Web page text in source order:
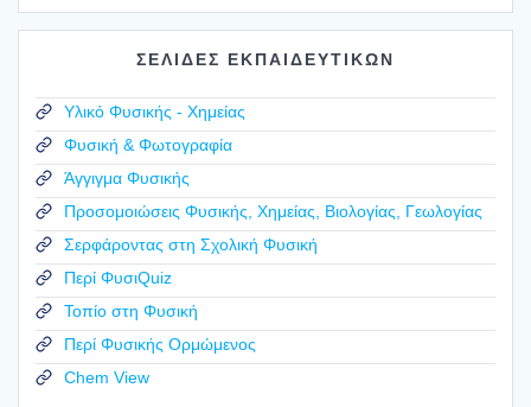
ΣΕΛΙΔΕΣ ΕΚΠΑΙΔΕΥΤΙΚΩΝ
Υλικό Φυσικής - Χημείας
Φυσική & Φωτογραφία
Άγγιγμα Φυσικής
Προσομοιώσεις Φυσικής, Χημείας, Βιολογίας, Γεωλογίας
Σερφάροντας στη Σχολική Φυσική
Περί ΦυσιQuiz
Τοπίο στη Φυσική
Περί Φυσικής Ορμώμενος
Chem View